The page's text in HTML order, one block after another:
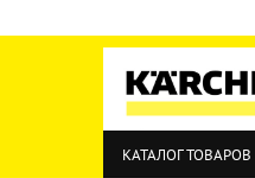
КАТАЛОГ ТОВАРОВ